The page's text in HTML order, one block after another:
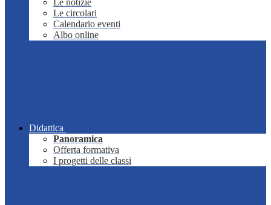
Le notizie
Le circolari
Calendario eventi
Albo online
Didattica
Panoramica
Offerta formativa
I progetti delle classi